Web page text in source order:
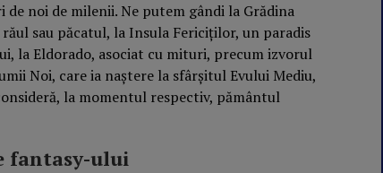
noi de milenii. Ne putem gândi la Grădina
sau păcatul, la Insula Fericiților, un paradis
la Eldorado, asociat cu mituri, precum izvorul
Noi, care ia naștere la sfârșitul Evului Mediu,
la momentul respectiv, pământul
fantasy-ului